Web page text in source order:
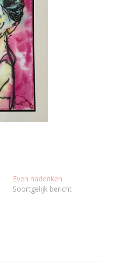
Even nadenken
Soortgelijk bericht